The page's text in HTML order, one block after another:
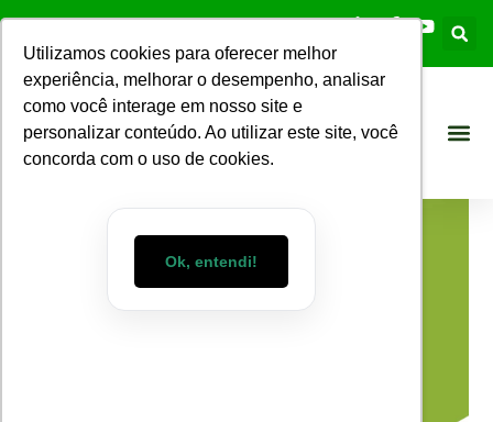
Utilizamos cookies para oferecer melhor
experiência, melhorar o desempenho, analisar
como você interage em nosso site e
personalizar conteúdo. Ao utilizar este site, você
concorda com o uso de cookies.
Ok, entendi!